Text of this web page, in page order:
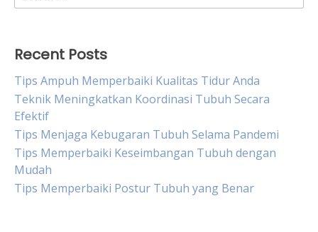
for:
Recent Posts
Tips Ampuh Memperbaiki Kualitas Tidur Anda
Teknik Meningkatkan Koordinasi Tubuh Secara
Efektif
Tips Menjaga Kebugaran Tubuh Selama Pandemi
Tips Memperbaiki Keseimbangan Tubuh dengan
Mudah
Tips Memperbaiki Postur Tubuh yang Benar